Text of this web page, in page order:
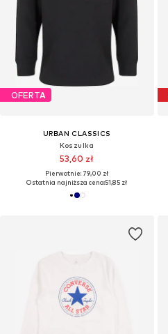
OFERTA
URBAN CLASSICS
Koszulka
53,60 zł
Pierwotnie: 79,00 zł
Ostatnia najniższa cena:51,85 zł